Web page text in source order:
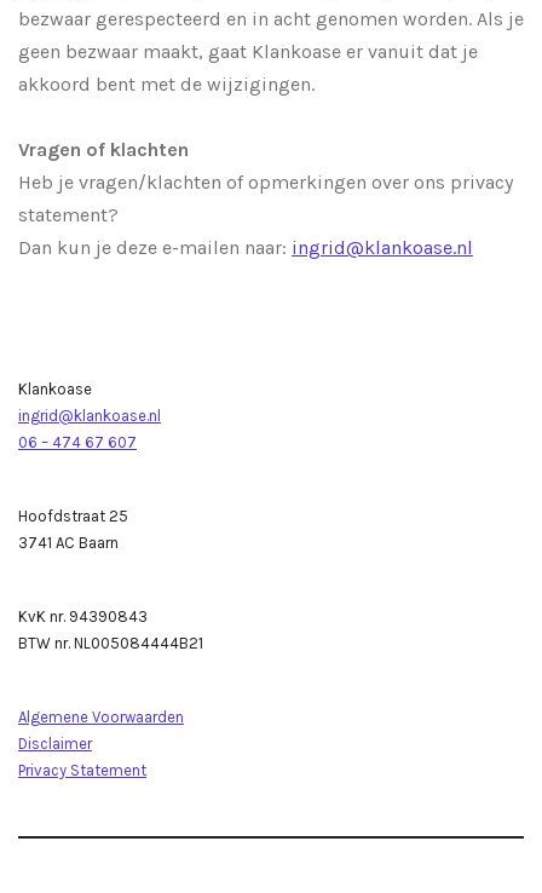
bezwaar gerespecteerd en in acht genomen worden. Als je
geen bezwaar maakt, gaat Klankoase er vanuit dat je
akkoord bent met de wijzigingen.
Vragen of klachten
Heb je vragen/klachten of opmerkingen over ons privacy
statement?
Dan kun je deze e-mailen naar: ingrid@klankoase.nl
Klankoase
ingrid@klankoase.nl
06 – 474 67 607
Hoofdstraat 25
3741 AC Baarn
KvK nr. 94390843
BTW nr. NL005084444B21
Algemene Voorwaarden
Disclaimer
Privacy Statement